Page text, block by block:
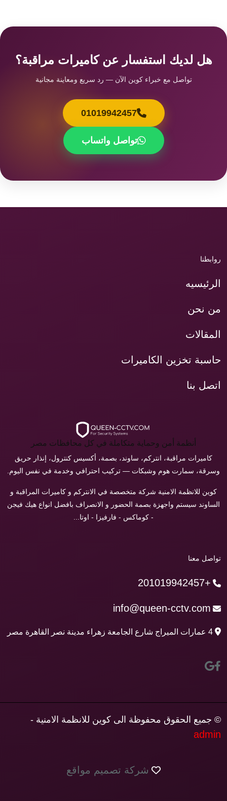
هل لديك استفسار عن كاميرات مراقبة؟
تواصل مع خبراء كوين الآن — رد سريع ومعاينة مجانية
01019942457
تواصل واتساب
روابطنا
الرئيسيه
من نحن
المقالات
حاسبة تخزين الكاميرات
اتصل بنا
أنظمة أمن وحماية متكاملة في كل محافظات مصر
كاميرات مراقبة، انتركم، ساوند، بصمة، أكسيس كنترول، إنذار حريق
وسرقة، سمارت هوم وشبكات — تركيب احترافي وخدمة في نفس اليوم.
كوين للانظمة الامنية شركة متخصصة في الانتركم و كاميرات المراقبة و
الساوند سيستم واجهزة بصمة الحضور و الانصراف بافضل انواع هيك فيجن
- كوماكس - فارفيزا - اوتا...
تواصل معنا
+201019942457
info@queen-cctv.com
4 عمارات الميراج شارع الجامعة زهراء مدينة نصر القاهرة مصر
© جميع الحقوق محفوظة الى كوين للانظمة الامنية -
admin
شركة تصميم مواقع